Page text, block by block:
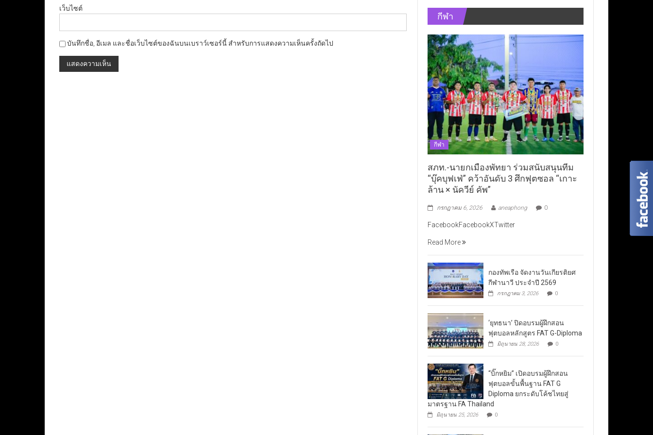
เว็บไซต์
บันทึกชื่อ, อีเมล และชื่อเว็บไซต์ของฉันบนเบราว์เซอร์นี้ สำหรับการแสดงความเห็นครั้งถัดไป
กีฬา
กีฬา
สภท.-นายกเมืองพัทยา ร่วมสนับสนุนทีม
“บุ๊คบุฟเฟ่” คว้าอันดับ 3 ศึกฟุตซอล “เกาะ
ล้าน × นัควีย์ คัพ”
กรกฎาคม 6, 2026 aneaphong 0
FacebookFacebookXTwitter
Read More
กองทัพเรือ จัดงานวันเกียรติยศ
กีฬานาวี ประจำปี 2569
กรกฎาคม 3, 2026 0
‘ยุทธนา’ ปิดอบรมผู้ฝึกสอน
ฟุตบอลหลักสูตร FAT G-Diploma
มิถุนายน 28, 2026 0
“บิ๊กหยิม” เปิดอบรมผู้ฝึกสอน
ฟุตบอลขั้นพื้นฐาน FAT G
Diploma ยกระดับโค้ชไทยสู่
มาตรฐาน FA Thailand
มิถุนายน 25, 2026 0